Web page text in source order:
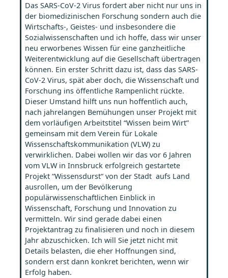
Das SARS-CoV-2 Virus fordert aber nicht nur uns in
der biomedizinischen Forschung sondern auch die
Wirtschafts-, Geistes- und insbesondere die
Sozialwissenschaften und ich hoffe, dass wir unser
neu erworbenes Wissen für eine ganzheitliche
Weiterentwicklung auf die Gesellschaft übertragen
können. Ein erster Schritt dazu ist, dass das SARS-
CoV-2 Virus, spät aber doch, dieWissenschaft und
Forschung insöffentliche Rampenlicht rückte.
Dieser Umstand hilft uns nun hoffentlich auch,
nach jahrelangen Bemühungen unser Projekt mit
dem vorläufigen Arbeitstitel “Wissen beim Wirt”
gemeinsam mit dem Verein für Lokale
Wissenschaftskommunikation (VLW) zu
verwirklichen. Dabei wollen wir das vor 6 Jahren
vom VLW in Innsbruck erfolgreich gestartete
Projekt “Wissensdurst“ von der Stadt aufs Land
ausrollen, um der Bevölkerung
populärwissenschaftlichen Einblick in
Wissenschaft, Forschung und Innovation zu
vermitteln. Wir sind gerade dabei einen
Projektantrag zu finalisieren und noch in diesem
Jahr abzuschicken. Ich will Sie jetzt nicht mit
Details belasten, die eher Hoffnungen sind,
sondern erst dann konkret berichten, wenn wir
Erfolg haben.